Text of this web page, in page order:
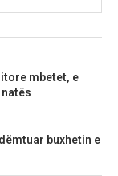
mbetet, e
buxhetin e